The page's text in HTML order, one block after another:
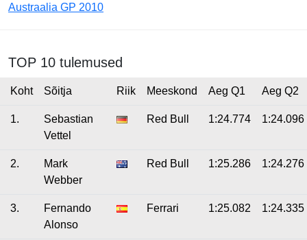
Austraalia GP 2010
TOP 10 tulemused
Koht Sõitja Riik Meeskond Aeg Q1 Aeg Q2
1.
Sebastian
Vettel
Red Bull 1:24.774 1:24.096
2.
Mark
Webber
Red Bull 1:25.286 1:24.276
3.
Fernando
Alonso
Ferrari 1:25.082 1:24.335